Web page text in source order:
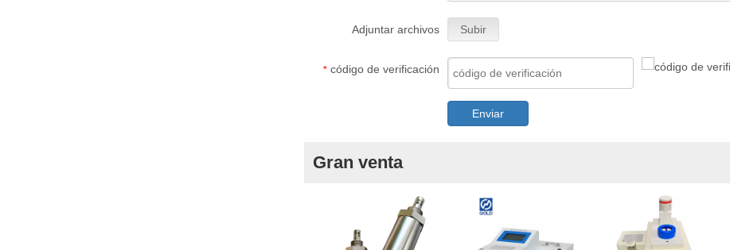
Adjuntar archivos Subir
* código de verificación
Enviar
Gran venta